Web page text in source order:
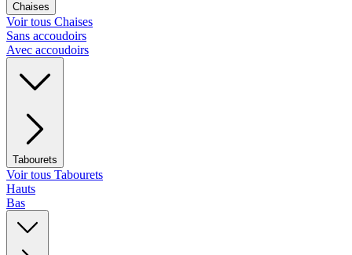
Chaises
Voir tous Chaises
Sans accoudoirs
Avec accoudoirs
Tabourets
Voir tous Tabourets
Hauts
Bas